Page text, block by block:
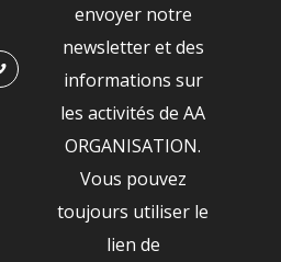
envoyer notre
newsletter et des
informations sur
les activités de AA
ORGANISATION.
Vous pouvez
toujours utiliser le
lien de